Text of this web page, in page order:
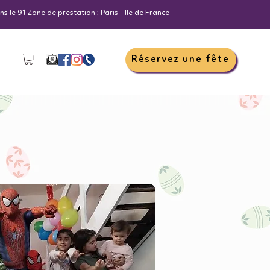
le 91 Zone de prestation : Paris - Ile de France
Réservez une fête